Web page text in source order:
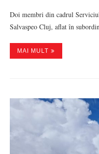
Doi membri din cadrul
Salvaspeo Cluj, aflat în
MAI MULT